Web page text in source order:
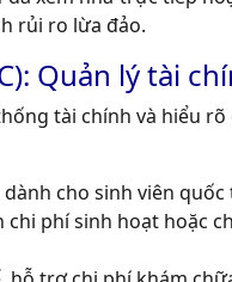
rủi ro lừa đảo.
Quản lý tài
tài chính và hiểu
cho sinh viên
phí sinh hoạt hoặc